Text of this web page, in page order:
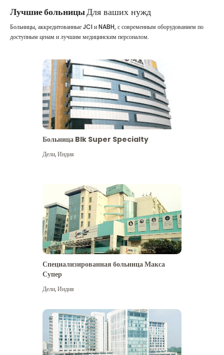
Лучшие больницыДля ваших нужд
Больницы, аккредитованные JCI и NABH, с современным оборудованием по
доступным ценам и лучшим медицинским персоналом.
Больница Blk Super Specialty
Дели,Индия
Специализированная больница Макса
Супер
Дели,Индия